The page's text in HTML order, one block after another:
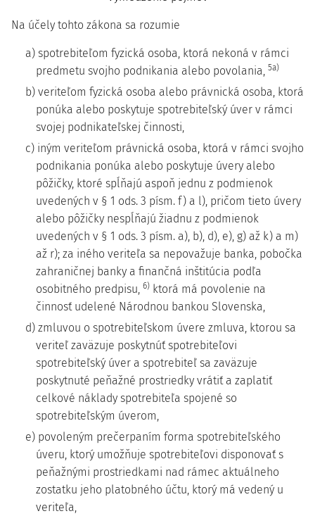
Na účely tohto zákona sa rozumie
a) spotrebiteľom fyzická osoba, ktorá nekoná v rámci
predmetu svojho podnikania alebo povolania, 5a)
b) veriteľom fyzická osoba alebo právnická osoba, ktorá
ponúka alebo poskytuje spotrebiteľský úver v rámci
svojej podnikateľskej činnosti,
c) iným veriteľom právnická osoba, ktorá v rámci svojho
podnikania ponúka alebo poskytuje úvery alebo
pôžičky, ktoré spĺňajú aspoň jednu z podmienok
uvedených v § 1 ods. 3 písm. f) a l), pričom tieto úvery
alebo pôžičky nespĺňajú žiadnu z podmienok
uvedených v § 1 ods. 3 písm. a), b), d), e), g) až k) a m)
až r); za iného veriteľa sa nepovažuje banka, pobočka
zahraničnej banky a finančná inštitúcia podľa
osobitného predpisu, 6) ktorá má povolenie na
činnosť udelené Národnou bankou Slovenska,
d) zmluvou o spotrebiteľskom úvere zmluva, ktorou sa
veriteľ zaväzuje poskytnúť spotrebiteľovi
spotrebiteľský úver a spotrebiteľ sa zaväzuje
poskytnuté peňažné prostriedky vrátiť a zaplatiť
celkové náklady spotrebiteľa spojené so
spotrebiteľským úverom,
e) povoleným prečerpaním forma spotrebiteľského
úveru, ktorý umožňuje spotrebiteľovi disponovať s
peňažnými prostriedkami nad rámec aktuálneho
zostatku jeho platobného účtu, ktorý má vedený u
veriteľa,